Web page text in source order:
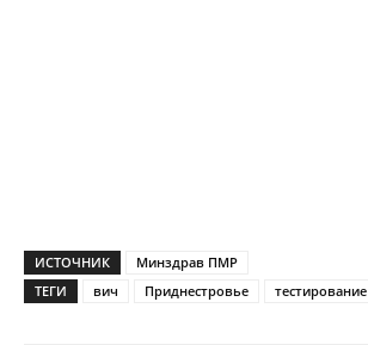
ИСТОЧНИК
Минздрав ПМР
ТЕГИ
вич Приднестровье тестирование